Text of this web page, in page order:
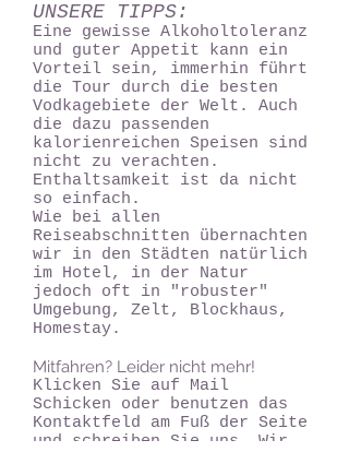
UNSERE TIPPS:
Eine gewisse Alkoholtoleranz
und guter Appetit kann ein
Vorteil sein, immerhin führt
die Tour durch die besten
Vodkagebiete der Welt. Auch
die dazu passenden
kalorienreichen Speisen sind
nicht zu verachten.
Enthaltsamkeit ist da nicht
so einfach.
Wie bei allen
Reiseabschnitten übernachten
wir in den Städten natürlich
im Hotel, in der Natur
jedoch oft in "robuster"
Umgebung, Zelt, Blockhaus,
Homestay.
Mitfahren? Leider nicht mehr!
Klicken Sie auf Mail
Schicken oder benutzen das
Kontaktfeld am Fuß der Seite
und schreiben Sie uns. Wir